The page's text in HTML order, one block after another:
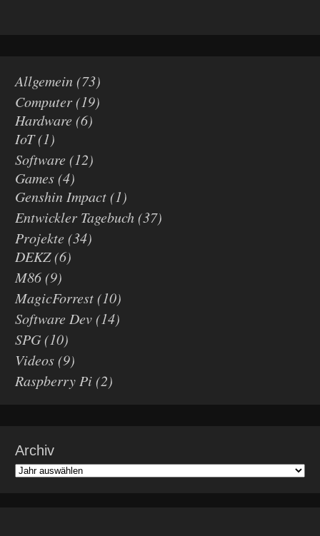
Allgemein(73)
Computer(19)
Hardware(6)
IoT(1)
Software(12)
Games(4)
Genshin Impact(1)
Entwickler Tagebuch(37)
Projekte(34)
DEKZ(6)
M86(9)
MagicForrest(10)
Software Dev(14)
SPG(10)
Videos(9)
Raspberry Pi(2)
Archiv